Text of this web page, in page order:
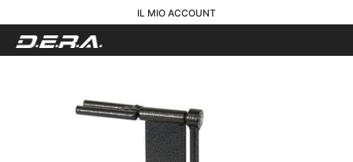
IL MIO ACCOUNT